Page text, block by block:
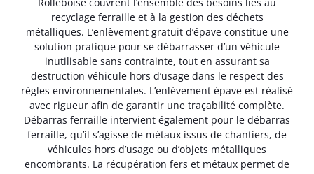
recyclage ferraille et à la gestion des déchets
métalliques. L’enlèvement gratuit d’épave constitue une
solution pratique pour se débarrasser d’un véhicule
inutilisable sans contrainte, tout en assurant sa
destruction véhicule hors d’usage dans le respect des
règles environnementales. L’enlèvement épave est réalisé
avec rigueur afin de garantir une traçabilité complète.
Débarras ferraille intervient également pour le débarras
ferraille, qu’il s’agisse de métaux issus de chantiers, de
véhicules hors d’usage ou d’objets métalliques
encombrants. La récupération fers et métaux permet de